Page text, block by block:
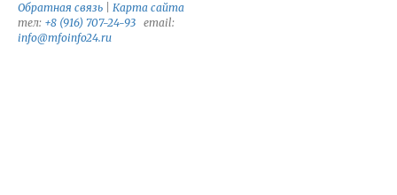
Обратная связь
Карта сайта
тел: +8 (916) 707-24-93 email:
info@mfoinfo24.ru